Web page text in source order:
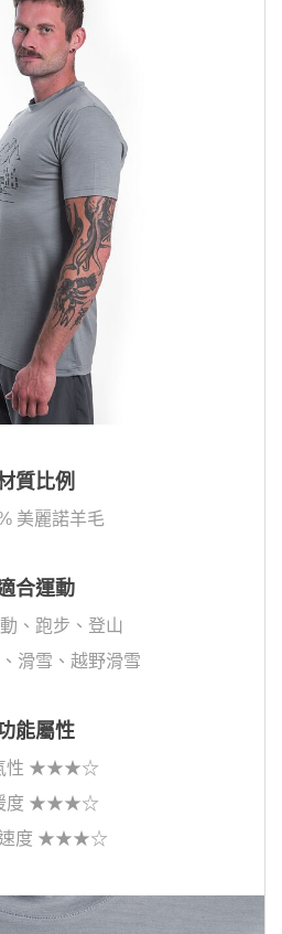
質比例
美麗諾羊毛
合運動
、跑步、登山
滑雪、越野滑雪
能屬性
性 ★★★☆
度 ★★★☆
速度 ★★★☆